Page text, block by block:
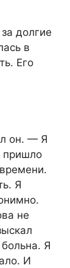
долгие
в
Его
он. — Я
пришло
Я
не
Я
И